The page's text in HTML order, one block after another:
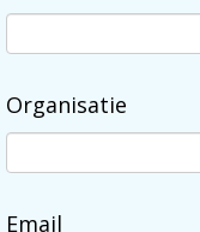
Organisatie
Email